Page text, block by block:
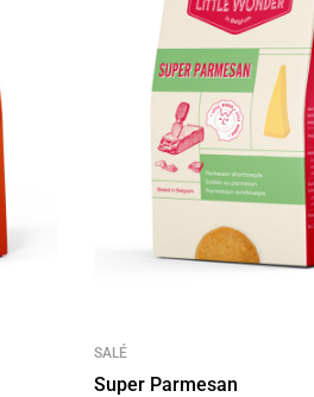
SALÉ
Super Parmesan